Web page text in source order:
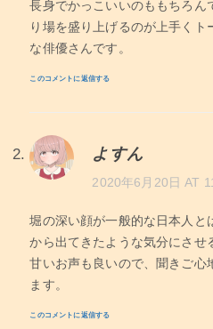
長身でかっこいいのももちろん
り場を盛り上げるのが上手くト
な俳優さんです。
このコメントに返信する
よすん
2020年6月20日 AT
堀の深い顔が一般的な日本人と
から出てきたような気分にさせ
甘いお声も良いので、聞きご心
ます。
このコメントに返信する